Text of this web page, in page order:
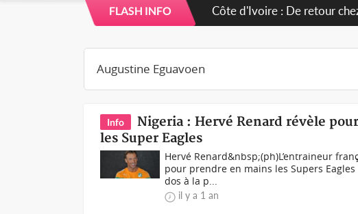
FLASH INFO
Côte d'Ivoire : De retour
Info
Nigeria : Hervé Renard révèle
les Super Eagles
Hervé Renard&nbsp;(ph)L’entraineur
pour prendre en mains les Supers
dos à la p...
il y a 1 an